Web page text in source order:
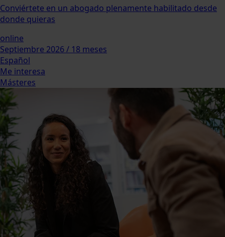
Conviértete en un abogado plenamente habilitado desde
donde quieras
online
Septiembre 2026 / 18 meses
Español
Me interesa
Másteres